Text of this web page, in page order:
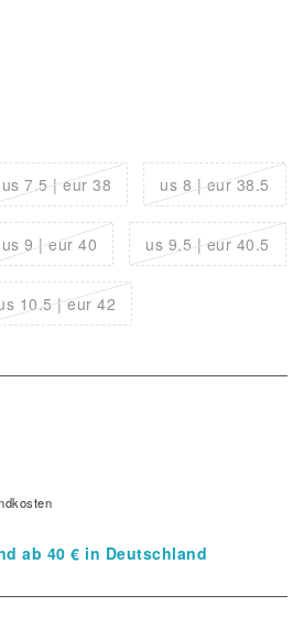
us 7.5 | eur 38 us 8 | eur 38.5
us 9 | eur 40 us 9.5 | eur 40.5
10.5 | eur 42
ab 40 € in Deutschland